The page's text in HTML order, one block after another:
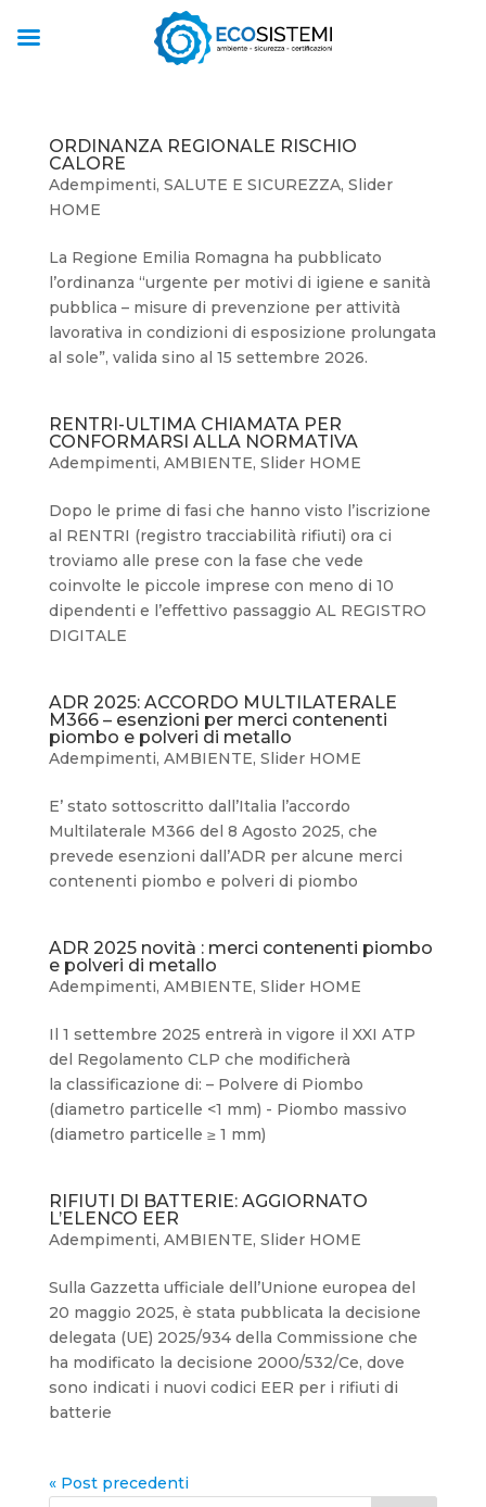
ORDINANZA REGIONALE RISCHIO
CALORE
Adempimenti, SALUTE E SICUREZZA, Slider
HOME
La Regione Emilia Romagna ha pubblicato
l’ordinanza “urgente per motivi di igiene e sanità
pubblica – misure di prevenzione per attività
lavorativa in condizioni di esposizione prolungata
al sole”, valida sino al 15 settembre 2026.
RENTRI-ULTIMA CHIAMATA PER
CONFORMARSI ALLA NORMATIVA
Adempimenti, AMBIENTE, Slider HOME
Dopo le prime di fasi che hanno visto l’iscrizione
al RENTRI (registro tracciabilità rifiuti) ora ci
troviamo alle prese con la fase che vede
coinvolte le piccole imprese con meno di 10
dipendenti e l’effettivo passaggio AL REGISTRO
DIGITALE
ADR 2025: ACCORDO MULTILATERALE
M366 – esenzioni per merci contenenti
piombo e polveri di metallo
Adempimenti, AMBIENTE, Slider HOME
E’ stato sottoscritto dall’Italia l’accordo
Multilaterale M366 del 8 Agosto 2025, che
prevede esenzioni dall’ADR per alcune merci
contenenti piombo e polveri di piombo
ADR 2025 novità : merci contenenti piombo
e polveri di metallo
Adempimenti, AMBIENTE, Slider HOME
Il 1 settembre 2025 entrerà in vigore il XXI ATP
del Regolamento CLP che modificherà
la classificazione di: – Polvere di Piombo
(diametro particelle <1 mm) - Piombo massivo
(diametro particelle ≥ 1 mm)
RIFIUTI DI BATTERIE: AGGIORNATO
L’ELENCO EER
Adempimenti, AMBIENTE, Slider HOME
Sulla Gazzetta ufficiale dell’Unione europea del
20 maggio 2025, è stata pubblicata la decisione
delegata (UE) 2025/934 della Commissione che
ha modificato la decisione 2000/532/Ce, dove
sono indicati i nuovi codici EER per i rifiuti di
batterie
« Post precedenti